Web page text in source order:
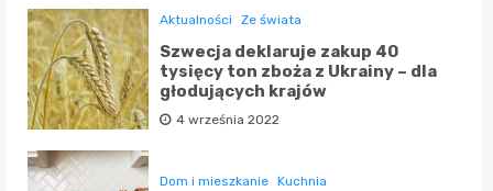
Aktualności Ze świata
Szwecja deklaruje zakup 40
tysięcy ton zboża z Ukrainy – dla
głodujących krajów
4 września 2022
Dom i mieszkanie Kuchnia